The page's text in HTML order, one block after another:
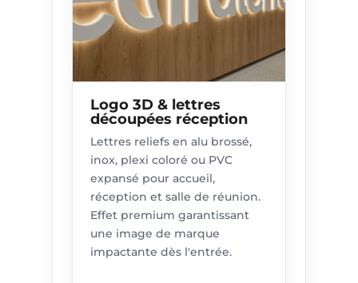
Logo 3D & lettres
découpées réception
Lettres reliefs en alu brossé,
inox, plexi coloré ou PVC
expansé pour accueil,
réception et salle de réunion.
Effet premium garantissant
une image de marque
impactante dès l'entrée.